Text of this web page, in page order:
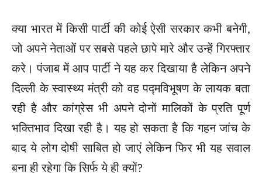
क्या भारत में किसी पार्टी की कोई ऐसी सरकार कभी बनेगी,
जो अपने नेताओं पर सबसे पहले छापे मारे और उन्हें गिरफ्तार
करे। पंजाब में आप पार्टी ने यह कर दिखाया है लेकिन अपने
दिल्ली के स्वास्थ्य मंत्री को वह पद्मविभूषण के लायक बता
रही है और कांग्रेस भी अपने दोनों मालिकों के प्रति पूर्ण
भक्तिभाव दिखा रही है। यह हो सकता है कि गहन जांच के
बाद ये लोग दोषी साबित हो जाएं लेकिन फिर भी यह सवाल
बना ही रहेगा कि सिर्फ ये ही क्यों?